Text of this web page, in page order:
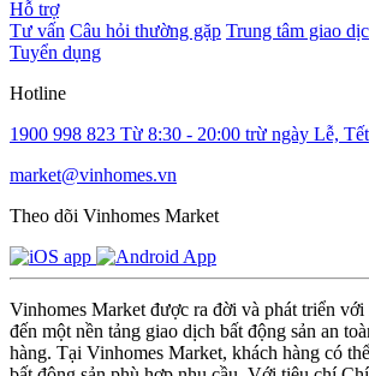
Hỗ trợ
Tư vấn Câu hỏi thường gặp Trung tâm giao
Tuyển dụng
Hotline
1900 998 823 Từ 8:30 - 20:00 trừ ngày Lễ, Tết
market@vinhomes.vn
Theo dõi Vinhomes Market
Vinhomes Market được ra đời và phát triển
đến một nền tảng giao dịch bất động sản an
hàng. Tại Vinhomes Market, khách hàng có